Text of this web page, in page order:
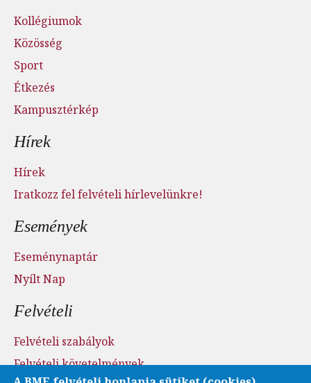
Kollégiumok
Közösség
Sport
Étkezés
Kampusztérkép
Hírek
Hírek
Iratkozz fel felvételi hírlevelünkre!
Események
Eseménynaptár
Nyílt Nap
Felvételi
Felvételi szabályok
Felvételi követelmények